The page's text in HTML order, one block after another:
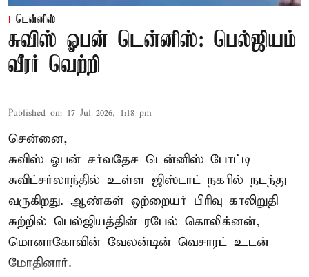
டென்னிஸ்
சுவிஸ் ஓபன் டென்னிஸ்: பெல்ஜியம்
வீரர் வெற்றி
Published on: 17 Jul 2026, 1:18 pm
சென்னை,
சுவிஸ் ஓபன் சர்வதேச டென்னிஸ் போட்டி
சுவிட்சர்லாந்தில் உள்ள ஜிஸ்டாட் நகரில் நடந்து
வருகிறது. ஆண்கள் ஒற்றையர் பிரிவு காலிறுதி
சுற்றில் பெல்ஜியத்தின் ரபேல் கொலிக்னன்,
மொனாகோவின் வேலன்டின் வெசாரட் உடன்
மோதினார்.